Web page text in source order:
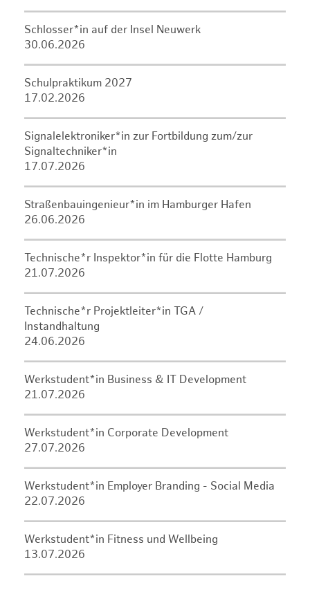
Schlosser*in auf der Insel Neuwerk
30.06.2026
Schulpraktikum 2027
17.02.2026
Signalelektroniker*in zur Fortbildung zum/zur
Signaltechniker*in
17.07.2026
Straßenbauingenieur*in im Hamburger Hafen
26.06.2026
Technische*r Inspektor*in für die Flotte Hamburg
21.07.2026
Technische*r Projektleiter*in TGA /
Instandhaltung
24.06.2026
Werkstudent*in Business & IT Development
21.07.2026
Werkstudent*in Corporate Development
27.07.2026
Werkstudent*in Employer Branding - Social Media
22.07.2026
Werkstudent*in Fitness und Wellbeing
13.07.2026